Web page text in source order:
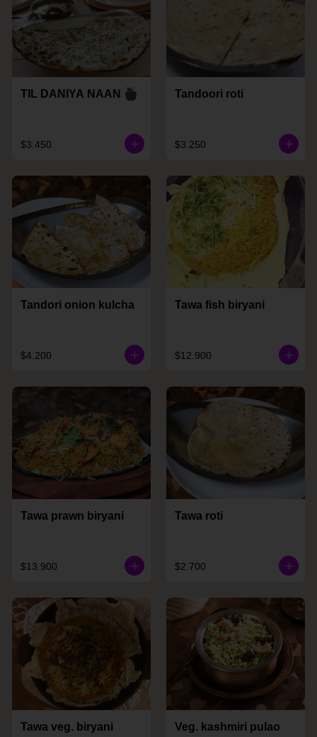
TIL DANIYA NAAN
$3.450
Tandoori roti
$3.250
Tandori onion kulcha
$4.200
Tawa fish biryani
$12.900
Tawa prawn biryani
$13.900
Tawa roti
$2.700
Tawa veg. biryani Veg. kashmiri pulao